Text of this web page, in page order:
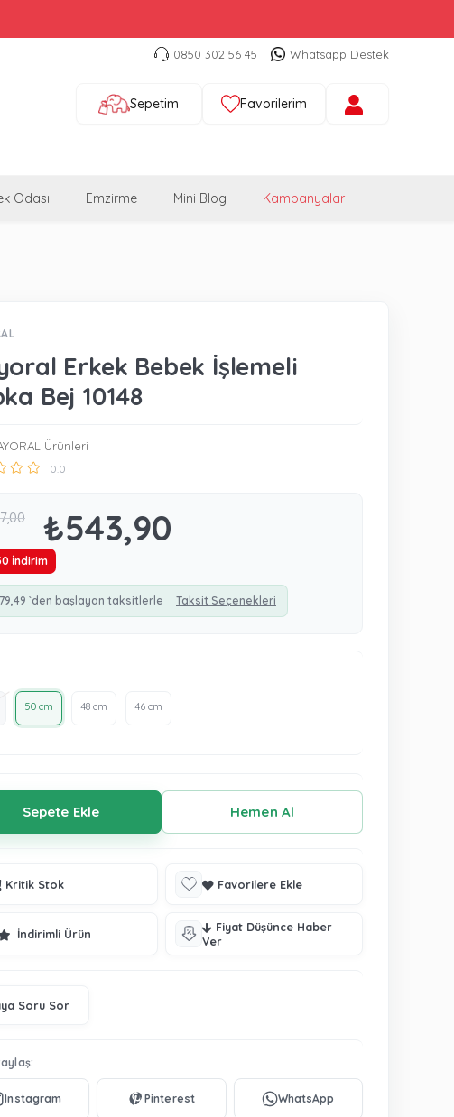
0850 302 56 45 Whatsapp Destek
Sepetim Favorilerim
Odası Emzirme Mini Blog Kampanyalar
Erkek Bebek İşlemeli
Bej 10148
Ürünleri
0.0
₺543,90
İndirim
`den başlayan taksitlerle Taksit Seçenekleri
50 cm 48 cm 46 cm
Kritik Stok Favorilere Ekle
İndirimli Ürün
Fiyat Düşünce Haber
Ver
Soru Sor